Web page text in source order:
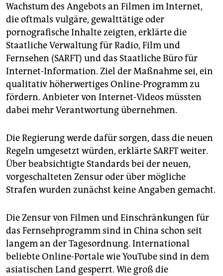
Wachstum des Angebots an Filmen im Internet,
die oftmals vulgäre, gewalttätige oder
pornografische Inhalte zeigten, erklärte die
Staatliche Verwaltung für Radio, Film und
Fernsehen (SARFT) und das Staatliche Büro für
Internet-Information. Ziel der Maßnahme sei, ein
qualitativ höherwertiges Online-Programm zu
fördern. Anbieter von Internet-Videos müssten
dabei mehr Verantwortung übernehmen.
Die Regierung werde dafür sorgen, dass die neuen
Regeln umgesetzt würden, erklärte SARFT weiter.
Über beabsichtigte Standards bei der neuen,
vorgeschalteten Zensur oder über mögliche
Strafen wurden zunächst keine Angaben gemacht.
Die Zensur von Filmen und Einschränkungen für
das Fernsehprogramm sind in China schon seit
langem an der Tagesordnung. International
beliebte Online-Portale wie YouTube sind in dem
asiatischen Land gesperrt. Wie groß die